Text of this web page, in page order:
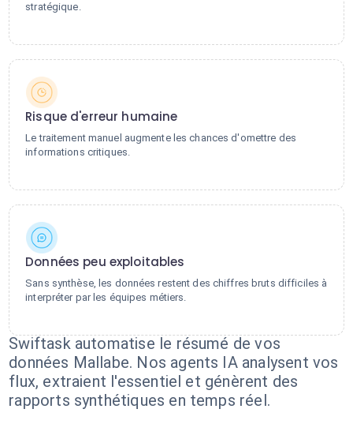
stratégique.
Risque d'erreur humaine
Le traitement manuel augmente les chances d'omettre des
informations critiques.
Données peu exploitables
Sans synthèse, les données restent des chiffres bruts difficiles à
interpréter par les équipes métiers.
Swiftask automatise le résumé de vos
données Mallabe. Nos agents IA analysent vos
flux, extraient l'essentiel et génèrent des
rapports synthétiques en temps réel.